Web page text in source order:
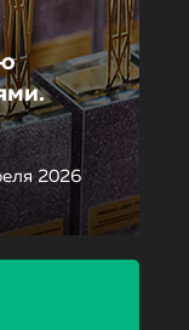
2026